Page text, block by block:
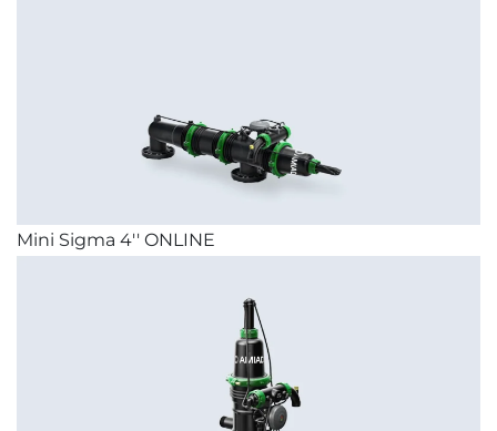
Mini Sigma 4'' ONLINE